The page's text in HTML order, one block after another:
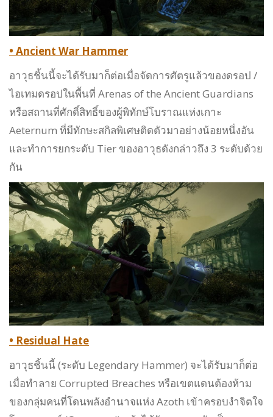
• Ancient War Hammer
อาวุธชิ้นนี้จะได้รับมาก็ต่อเมื่อจัดการศัตรูแล้วของดรอป /
ไอเทมดรอปในพื้นที่ Arenas of the Ancient Guardians
หรือสถานที่ศักดิ์สิทธิ์ของผู้พิทักษ์โบราณแห่งเกาะ
Aeternum ที่มีทักษะสกิลพิเศษติดตัวมาอย่างน้อยหนึ่งอัน
และทำการยกระดับ Tier ของอาวุธดังกล่าวถึง 3 ระดับด้วย
กัน
• Residual Hate
อาวุธชิ้นนี้ (ระดับ Legendary Hammer) จะได้รับมาก็ต่อ
เมื่อทำลาย Corrupted Breaches หรือเขตแดนต้องห้าม
ของกลุ่มคนที่โดนพลังอำนาจแห่ง Azoth เข้าครอบงำจิตใจ